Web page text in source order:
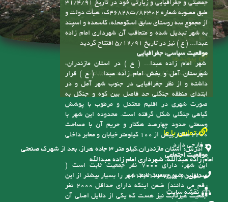
از مجموع سه روستای سابق اسکومحله، کاسمده و اسپند
به شهر تبدیل شده و متعاقب آن شهرداری امام زاده
عبدا... ( ع ) نیز در تاریخ 5/12/91 افتتاح گردید
موقعیت سیاسی، جغرافیایی
شهر امام زاده عبدا... ( ع ) در استان مازندران،
شهرستان آمل و بخش امام زاده عبدا... ( ع ) قرار
داشته و از نظر جغرافیایی در جنوب شهر آمل و در
ابتدای منطقه جنگلی حد فاصل بین کوه و جنگل به
صورت شهری در اقلیم معتدل و مرطوب با پوشش
گیاهی جنگلی شکل گرفته است. محدوده این شهر با
وسعتی حدود چهارصد هکتار و حریم آن با مساحت
2200 هکتار بیش از 100 کیلومتر خیابان و معابر داخلی
و خارجی دارد
موقعیت اجتماعی
این شهر، دارای 7000 نفر جمعیت ثابت است (
مسئولین شهر جمعیت ثابت شهر را بسیار بیشتر از این
رقم می دانند) ضمن اینکه دارای حداقل 2000 نفر
جمعیت غیرثابت نیز هست که یکی از دلایل اصلی آن
وجود حرم مقدس امام زاده عبدا... ( ع ) و دیگر امام
زادگان است، این موضوع باعث رونق توریست مذهبی
پیوندها
سامانه انتشار و دسترسی آزاد به اطلاعات
تماس با ما
آدرس:
استان مازندران.کیلو متر ۳ جاده هراز. بعد از شهرک صنعتی
امام زاده عبدالله. شهرداری امام زاده عبدالله
تلفن: 6-01143123755
نقشه سایت